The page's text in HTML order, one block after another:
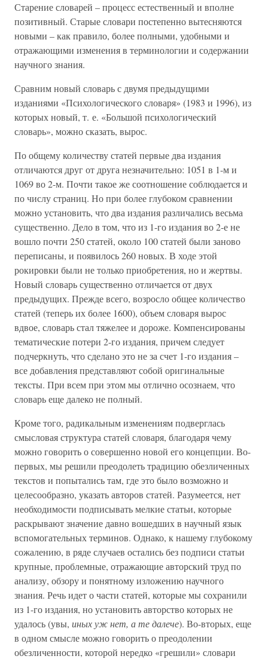
Старение словарей – процесс естественный и вполне
позитивный. Старые словари постепенно вытесняются
новыми – как правило, более полными, удобными и
отражающими изменения в терминологии и содержании
научного знания.
Сравним новый словарь с двумя предыдущими
изданиями «Психологического словаря» (1983 и 1996), из
которых новый, т. е. «Большой психологический
словарь», можно сказать, вырос.
По общему количеству статей первые два издания
отличаются друг от друга незначительно: 1051 в 1-м и
1069 во 2-м. Почти такое же соотношение соблюдается и
по числу страниц. Но при более глубоком сравнении
можно установить, что два издания различались весьма
существенно. Дело в том, что из 1-го издания во 2-е не
вошло почти 250 статей, около 100 статей были заново
переписаны, и появилось 260 новых. В ходе этой
рокировки были не только приобретения, но и жертвы.
Новый словарь существенно отличается от двух
предыдущих. Прежде всего, возросло общее количество
статей (теперь их более 1600), объем словаря вырос
вдвое, словарь стал тяжелее и дороже. Компенсированы
тематические потери 2-го издания, причем следует
подчеркнуть, что сделано это не за счет 1-го издания –
все добавления представляют собой оригинальные
тексты. При всем при этом мы отлично осознаем, что
словарь еще далеко не полный.
Кроме того, радикальным изменениям подверглась
смысловая структура статей словаря, благодаря чему
можно говорить о совершенно новой его концепции. Во-
первых, мы решили преодолеть традицию обезличенных
текстов и попытались там, где это было возможно и
целесообразно, указать авторов статей. Разумеется, нет
необходимости подписывать мелкие статьи, которые
раскрывают значение давно вошедших в научный язык
вспомогательных терминов. Однако, к нашему глубокому
сожалению, в ряде случаев остались без подписи статьи
крупные, проблемные, отражающие авторский труд по
анализу, обзору и понятному изложению научного
знания. Речь идет о части статей, которые мы сохранили
из 1-го издания, но установить авторство которых не
удалось (увы, иных уж нет, а те далече). Во-вторых, еще
в одном смысле можно говорить о преодолении
обезличенности, которой нередко «грешили» словари